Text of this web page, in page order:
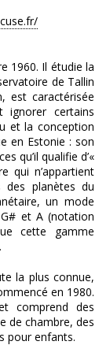
1960. Il étudie la
de Tallin
est caractérisée
certains
et la conception
en Estonie : son
qu’il qualifie d’«
qui n’appartient
des planètes du
un mode
et A (notation
cette gamme
la plus connue,
en 1980.
comprend des
de chambre, des
pour enfants.